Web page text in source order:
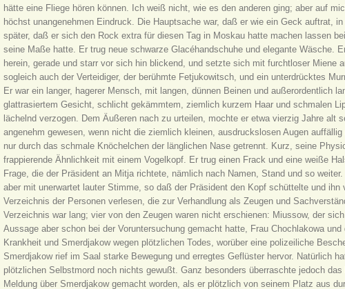
hätte eine Fliege hören können. Ich weiß nicht, wie es den anderen ging; aber auf
höchst unangenehmen Eindruck. Die Hauptsache war, daß er wie ein Geck auftrat,
später, daß er sich den Rock extra für diesen Tag in Moskau hatte machen lassen
seine Maße hatte. Er trug neue schwarze Glacéhandschuhe und elegante Wäsche.
herein, gerade und starr vor sich hin blickend, und setzte sich mit furchtloser Miene
sogleich auch der Verteidiger, der berühmte Fetjukowitsch, und ein unterdrücktes
Er war ein langer, hagerer Mensch, mit langen, dünnen Beinen und außerordentlich
glattrasiertem Gesicht, schlicht gekämmtem, ziemlich kurzem Haar und schmalen
lächelnd verzogen. Dem Äußeren nach zu urteilen, mochte er etwa vierzig Jahre alt
angenehm gewesen, wenn nicht die ziemlich kleinen, ausdruckslosen Augen auffällig
nur durch das schmale Knöchelchen der länglichen Nase getrennt. Kurz, seine
frappierende Ähnlichkeit mit einem Vogelkopf. Er trug einen Frack und eine weiße
Frage, die der Präsident an Mitja richtete, nämlich nach Namen, Stand und so
aber mit unerwartet lauter Stimme, so daß der Präsident den Kopf schüttelte und ihn
Verzeichnis der Personen verlesen, die zur Verhandlung als Zeugen und
Verzeichnis war lang; vier von den Zeugen waren nicht erschienen: Miussow, der
Aussage aber schon bei der Voruntersuchung gemacht hatte, Frau Chochlakowa
Krankheit und Smerdjakow wegen plötzlichen Todes, worüber eine polizeiliche
Smerdjakow rief im Saal starke Bewegung und erregtes Geflüster hervor. Natürlich
plötzlichen Selbstmord noch nichts gewußt. Ganz besonders überraschte jedoch
Meldung über Smerdjakow gemacht worden, als er plötzlich von seinem Platz aus